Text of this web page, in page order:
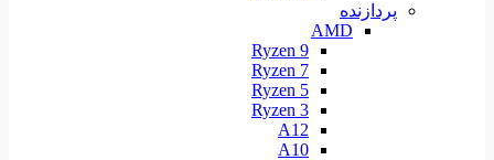
پردازنده
AMD
Ryzen 9
Ryzen 7
Ryzen 5
Ryzen 3
A12
A10